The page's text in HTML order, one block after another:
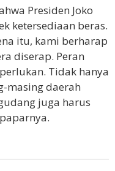
Presiden Joko
ketersediaan beras.
itu, kami berharap
diserap. Peran
Tidak hanya
masing daerah
juga harus